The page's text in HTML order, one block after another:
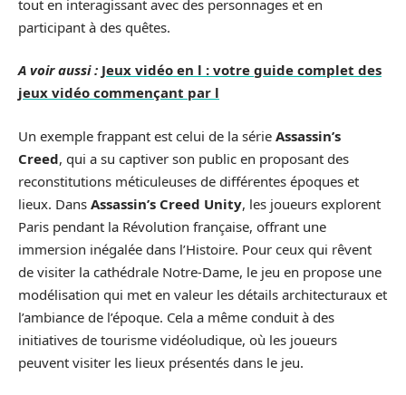
tout en interagissant avec des personnages et en
participant à des quêtes.
A voir aussi : Jeux vidéo en l : votre guide complet des
jeux vidéo commençant par l
Un exemple frappant est celui de la série Assassin’s
Creed, qui a su captiver son public en proposant des
reconstitutions méticuleuses de différentes époques et
lieux. Dans Assassin’s Creed Unity, les joueurs explorent
Paris pendant la Révolution française, offrant une
immersion inégalée dans l’Histoire. Pour ceux qui rêvent
de visiter la cathédrale Notre-Dame, le jeu en propose une
modélisation qui met en valeur les détails architecturaux et
l’ambiance de l’époque. Cela a même conduit à des
initiatives de tourisme vidéoludique, où les joueurs
peuvent visiter les lieux présentés dans le jeu.